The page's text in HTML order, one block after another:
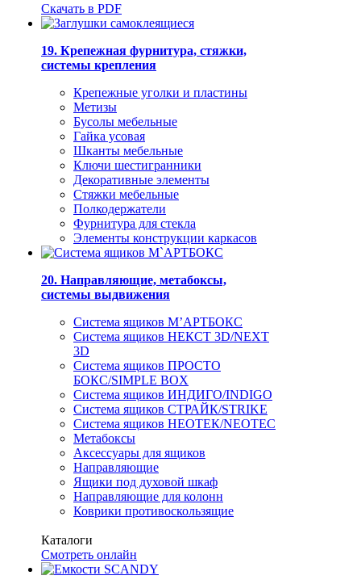
Скачать в PDF
19. Крепежная фурнитура, стяжки,
системы крепления
Крепежные уголки и пластины
Метизы
Бусолы мебельные
Гайка усовая
Шканты мебельные
Ключи шестигранники
Декоративные элементы
Стяжки мебельные
Полкодержатели
Фурнитура для стекла
Элементы конструкции каркасов
20. Направляющие, метабоксы,
системы выдвижения
Система ящиков М’АРТБОКС
Система ящиков НЕКСТ 3D/NEXT
3D
Система ящиков ПРОСТО
БОКС/SIMPLE BOX
Система ящиков ИНДИГО/INDIGO
Система ящиков СТРАЙК/STRIKE
Система ящиков НЕОТЕК/NEOTEC
Метабоксы
Аксессуары для ящиков
Направляющие
Ящики под духовой шкаф
Направляющие для колонн
Коврики противоскользящие
Каталоги
Смотреть онлайн